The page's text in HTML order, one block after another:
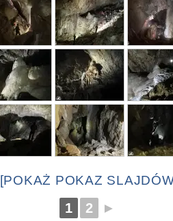
[POKAŻ POKAZ
1 2 ►